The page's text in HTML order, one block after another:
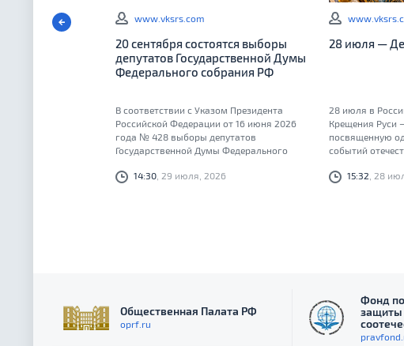
www.vksrs.com
20 сентября состоятся выборы
депутатов Государственной Думы
Федерального собрания РФ
В соответствии с Указом Президента
Российской Федерации от 16 июня 2026
года № 428 выборы депутатов
Государственной Думы Федерального
девятого созыва состоятся 20 сентября
14:30 , 29 июля, 2026
28 июля —
28 июля в
Крещения Руси
посвященную
событий
15:32 , 28
Общественная Палата РФ
oprf.ru
Фонд
защиты